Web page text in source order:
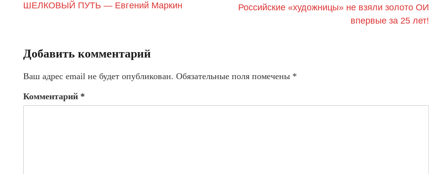
ШЕЛКОВЫЙ ПУТЬ — Евгений Маркин
Российские «художницы» не взяли золото ОИ
впервые за 25 лет!
Добавить комментарий
Ваш адрес email не будет опубликован. Обязательные поля помечены *
Комментарий *